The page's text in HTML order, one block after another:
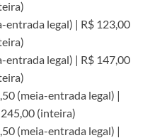
entrada legal) | R$ 123,00
entrada legal) | R$ 147,00
(meia-entrada legal) |
(inteira)
(meia-entrada legal) |